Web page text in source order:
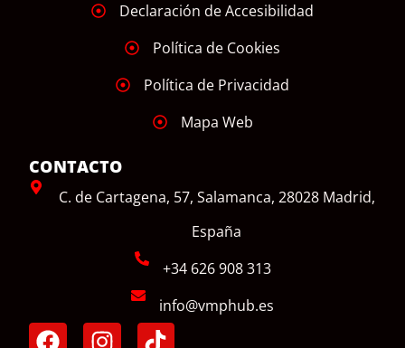
Declaración de Accesibilidad
Política de Cookies
Política de Privacidad
Mapa Web
CONTACTO
C. de Cartagena, 57, Salamanca, 28028 Madrid,
España
+34 626 908 313
info@vmphub.es